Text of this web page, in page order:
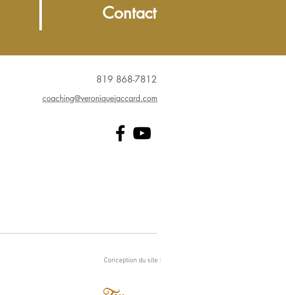
Contact
819 868-7812
coaching@veroniquejaccard.com
Conception du site :